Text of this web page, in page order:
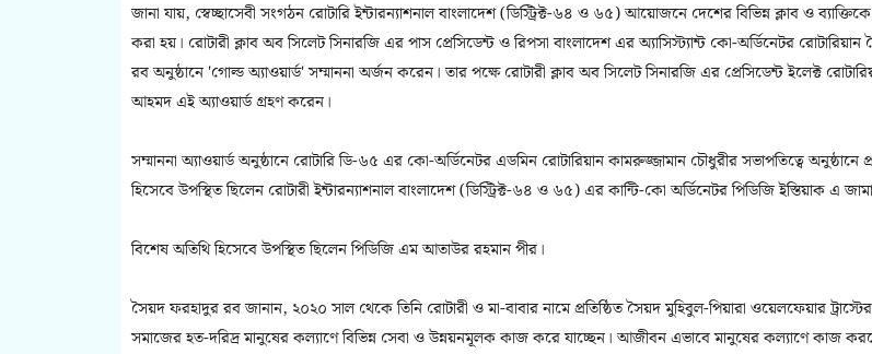
জানা যায়, স্বেচ্ছাসেবী সংগঠন রোটারি ইন্টারন্যাশনাল বাংলাদেশ (ডিস্ট্রিক্ট-৬৪ ও ৬৫) আয়োজনে দেশের বিভিন্ন ক্লাব ও ব‍্যাক্তিকে
করা হয়। রোটারী ক্লাব অব সিলেট সিনারজি এর পাস প্রেসিডেন্ট ও রিপসা বাংলাদেশ এর অ‍্যাসিস্ট‍্যান্ট কো-অর্ডিনেটর
রব অনুষ্ঠানে 'গোল্ড অ্যাওয়ার্ড' সম্মাননা অর্জন করেন। তার পক্ষে রোটারী ক্লাব অব সিলেট সিনারজি এর প্রেসিডেন্ট ইলেক্ট
আহমদ এই অ্যাওয়ার্ড গ্রহণ করেন।
সম্মাননা অ্যাওয়ার্ড অনুষ্ঠানে রোটারি ডি-৬৫ এর কো-অর্ডিনেটর এডমিন রোটারিয়ান কামরুজ্জামান চৌধুরীর সভাপতিত্বে অনুষ্ঠানে
হিসেবে উপস্থিত ছিলেন রোটারী ইন্টারন্যাশনাল বাংলাদেশ (ডিস্ট্রিক্ট-৬৪ ও ৬৫) এর কান্টি-কো অর্ডিনেটর পিডিজি ইস্তিয়াক এ
বিশেষ অতিথি হিসেবে উপস্থিত ছিলেন পিডিজি এম আতাউর রহমান পীর।
সৈয়দ ফরহাদুর রব জানান, ২০২০ সাল থেকে তিনি রোটারী ও মা-বাবার নামে প্রতিষ্ঠিত সৈয়দ মুহিবুল-পিয়ারা ওয়েলফেয়ার
সমাজের হত-দরিদ্র মানুষের কল‍্যাণে বিভিন্ন সেবা ও উন্নয়নমূলক কাজ করে যাচ্ছেন। আজীবন এভাবে মানুষের কল্যাণে কাজ